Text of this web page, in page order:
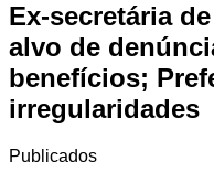
Ex-secretária
alvo de
benefícios;
irregularidades
Publicados